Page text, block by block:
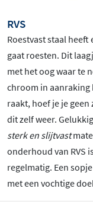
RVS
Roestvast staal
gaat roesten. Dit
met het oog waar te
chroom in aanraking
raakt, hoef je je
dit zelf weer.
sterk en slijtvast
onderhoud van RVS
regelmatig. Een
met een vochtige